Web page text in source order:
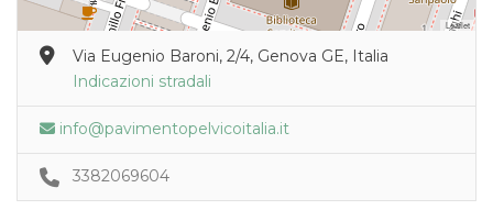
Leaflet
Via Eugenio Baroni, 2/4, Genova GE, Italia
Indicazioni stradali
info@pavimentopelvicoitalia.it
3382069604